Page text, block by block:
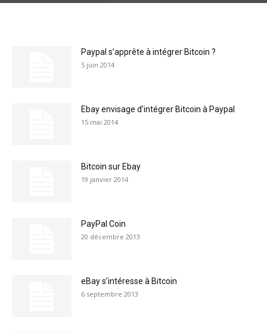
Paypal s’apprête à intégrer Bitcoin ?
5 juin 2014
Ebay envisage d’intégrer Bitcoin à Paypal
15 mai 2014
Bitcoin sur Ebay
19 janvier 2014
PayPal Coin
20 décembre 2013
eBay s’intéresse à Bitcoin
6 septembre 2013